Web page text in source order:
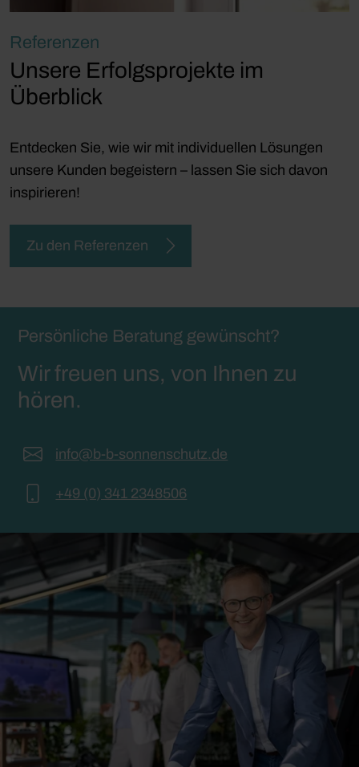
Referenzen
Unsere Erfolgsprojekte im
Überblick
Entdecken Sie, wie wir mit individuellen Lösungen
unsere Kunden begeistern – lassen Sie sich davon
inspirieren!
Zu den Referenzen
Persönliche Beratung gewünscht?
Wir freuen uns, von Ihnen zu
hören.
info@b-b-sonnenschutz.de
+49 (0) 341 2348506